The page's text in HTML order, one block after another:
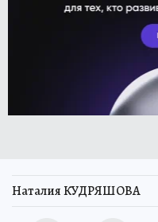
Наталия КУДРЯШОВА